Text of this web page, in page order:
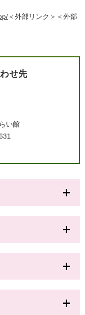
＜外部リンク＞ ＜外部
せ先
い館